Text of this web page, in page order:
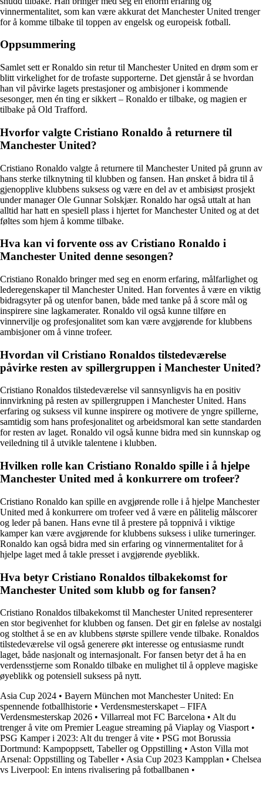
vinnermentalitet, som kan være akkurat det Manchester United trenger
for å komme tilbake til toppen av engelsk og europeisk fotball.
Oppsummering
Samlet sett er Ronaldo sin retur til Manchester United en drøm som er
blitt virkelighet for de trofaste supporterne. Det gjenstår å se hvordan
han vil påvirke lagets prestasjoner og ambisjoner i kommende
sesonger, men én ting er sikkert – Ronaldo er tilbake, og magien er
tilbake på Old Trafford.
Hvorfor valgte Cristiano Ronaldo å returnere til
Manchester United?
Cristiano Ronaldo valgte å returnere til Manchester United på grunn av
hans sterke tilknytning til klubben og fansen. Han ønsket å bidra til å
gjenopplive klubbens suksess og være en del av et ambisiøst prosjekt
under manager Ole Gunnar Solskjær. Ronaldo har også uttalt at han
alltid har hatt en spesiell plass i hjertet for Manchester United og at det
føltes som hjem å komme tilbake.
Hva kan vi forvente oss av Cristiano Ronaldo i
Manchester United denne sesongen?
Cristiano Ronaldo bringer med seg en enorm erfaring, målfarlighet og
lederegenskaper til Manchester United. Han forventes å være en viktig
bidragsyter på og utenfor banen, både med tanke på å score mål og
inspirere sine lagkamerater. Ronaldo vil også kunne tilføre en
vinnervilje og profesjonalitet som kan være avgjørende for klubbens
ambisjoner om å vinne trofeer.
Hvordan vil Cristiano Ronaldos tilstedeværelse
påvirke resten av spillergruppen i Manchester United?
Cristiano Ronaldos tilstedeværelse vil sannsynligvis ha en positiv
innvirkning på resten av spillergruppen i Manchester United. Hans
erfaring og suksess vil kunne inspirere og motivere de yngre spillerne,
samtidig som hans profesjonalitet og arbeidsmoral kan sette standarden
for resten av laget. Ronaldo vil også kunne bidra med sin kunnskap og
veiledning til å utvikle talentene i klubben.
Hvilken rolle kan Cristiano Ronaldo spille i å hjelpe
Manchester United med å konkurrere om trofeer?
Cristiano Ronaldo kan spille en avgjørende rolle i å hjelpe Manchester
United med å konkurrere om trofeer ved å være en pålitelig målscorer
og leder på banen. Hans evne til å prestere på toppnivå i viktige
kamper kan være avgjørende for klubbens suksess i ulike turneringer.
Ronaldo kan også bidra med sin erfaring og vinnermentalitet for å
hjelpe laget med å takle presset i avgjørende øyeblikk.
Hva betyr Cristiano Ronaldos tilbakekomst for
Manchester United som klubb og for fansen?
Cristiano Ronaldos tilbakekomst til Manchester United representerer
en stor begivenhet for klubben og fansen. Det gir en følelse av nostalgi
og stolthet å se en av klubbens største spillere vende tilbake. Ronaldos
tilstedeværelse vil også generere økt interesse og entusiasme rundt
laget, både nasjonalt og internasjonalt. For fansen betyr det å ha en
verdensstjerne som Ronaldo tilbake en mulighet til å oppleve magiske
øyeblikk og potensiell suksess på nytt.
Asia Cup 2024 • Bayern München mot Manchester United: En
spennende fotballhistorie • Verdensmesterskapet – FIFA
Verdensmesterskap 2026 • Villarreal mot FC Barcelona • Alt du
trenger å vite om Premier League streaming på Viaplay og Viasport •
PSG Kamper i 2023: Alt du trenger å vite • PSG mot Borussia
Dortmund: Kampoppsett, Tabeller og Oppstilling • Aston Villa mot
Arsenal: Oppstilling og Tabeller• Asia Cup 2023 Kampplan • Chelsea
vs Liverpool: En intens rivalisering på fotballbanen •